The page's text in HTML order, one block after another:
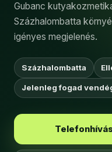
Gubanc
Százhalombatta
igényes megjelenés.
Százhalombatta
Jelenleg fogad